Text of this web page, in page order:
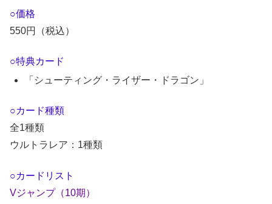
○価格
550円（税込）
○特典カード
「シューティング・ライザー・ドラゴン」
○カード種類
全1種類
ウルトラレア：1種類
○カードリスト
Vジャンプ（10期）